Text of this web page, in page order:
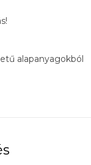
alapanyagokból